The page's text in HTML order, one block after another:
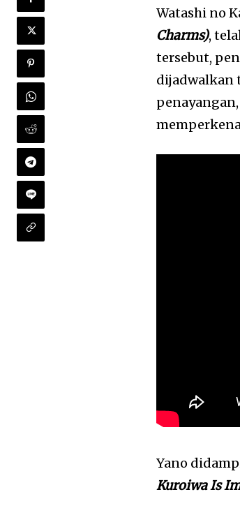
Watashi no
Charms),
tersebut,
dijadwalkan
Yano
Kuroiwa Is